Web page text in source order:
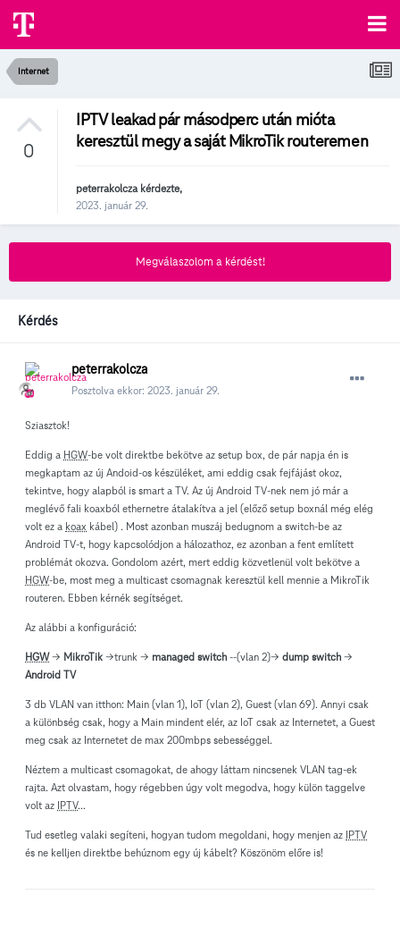
Internet
0
IPTV leakad pár másodperc után mióta
keresztül megy a saját MikroTik routeremen
peterrakolczakérdezte,
2023. január 29.
Megválaszolom a kérdést!
Kérdés
peterrakolcza
Posztolva ekkor: 2023. január 29.
Sziasztok!
Eddig a HGW-be volt direktbe bekötve az setup box, de pár napja én is
megkaptam az új Andoid-os készüléket, ami eddig csak fejfájást okoz,
tekintve, hogy alapból is smart a TV. Az új Android TV-nek nem jó már a
meglévő fali koaxból ethernetre átalakítva a jel (előző setup boxnál még elég
volt ez a koax kábel) . Most azonban muszáj bedugnom a switch-be az
Android TV-t, hogy kapcsolódjon a hálozathoz, ez azonban a fent említett
problémát okozva. Gondolom azért, mert eddig közvetlenül volt bekötve a
HGW-be, most meg a multicast csomagnak keresztül kell mennie a MikroTik
routeren. Ebben kérnék segítséget.
Az alábbi a konfiguráció:
HGW -> MikroTik ->trunk -> managed switch --(vlan 2)-> dump switch ->
Android TV
3 db VLAN van itthon: Main (vlan 1), IoT (vlan 2), Guest (vlan 69). Annyi csak
a különbség csak, hogy a Main mindent elér, az IoT csak az Internetet, a Guest
meg csak az Internetet de max 200mbps sebességgel.
Néztem a multicast csomagokat, de ahogy láttam nincsenek VLAN tag-ek
rajta. Azt olvastam, hogy régebben úgy volt megodva, hogy külön taggelve
volt az IPTV...
Tud esetleg valaki segíteni, hogyan tudom megoldani, hogy menjen az IPTV
és ne kelljen direktbe behúznom egy új kábelt? Köszönöm előre is!